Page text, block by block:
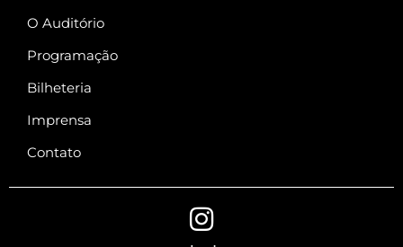
O Auditório
Programação
Bilheteria
Imprensa
Contato